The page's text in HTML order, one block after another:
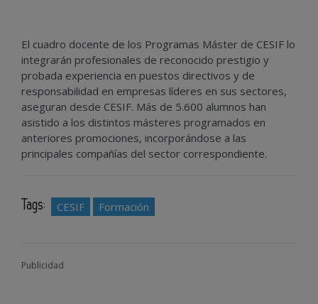
El cuadro docente de los Programas Máster de CESIF lo
integrarán profesionales de reconocido prestigio y
probada experiencia en puestos directivos y de
responsabilidad en empresas líderes en sus sectores,
aseguran desde CESIF. Más de 5.600 alumnos han
asistido a los distintos másteres programados en
anteriores promociones, incorporándose a las
principales compañías del sector correspondiente.
Tags: CESIF Formación
Publicidad